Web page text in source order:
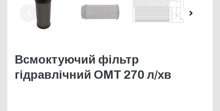
Всмоктуючий фільтр
гідравлічний OMT 270 л/хв